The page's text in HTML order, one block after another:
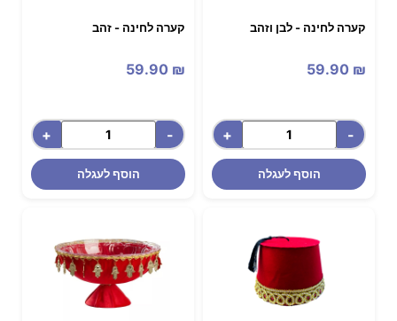
קערה לחינה - לבן וזהב
59.90 ₪
-
+
הוסף לעגלה
קערה לחינה - זהב
59.90 ₪
-
+
הוסף לעגלה